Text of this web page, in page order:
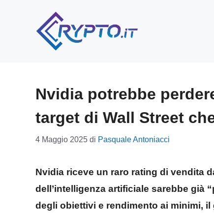
Nvidia potrebbe
target di Wall Street
4 Maggio 2025 di Pasquale Antoniacci
Nvidia riceve un raro rating di vendita
dell’intelligenza artificiale sarebbe già
degli obiettivi e rendimento ai minimi,